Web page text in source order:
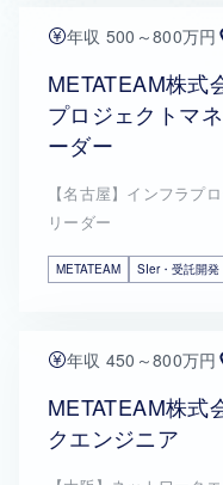
年収 500～800万円
METATEAM株式
プロジェクトマ
ーダー
【名古屋】インフラプ
リーダー
METATEAM SIer・受託開発
年収 450～800万円
METATEAM株式
クエンジニア